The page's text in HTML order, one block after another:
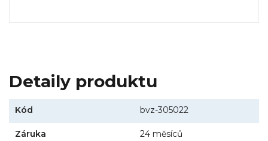
Detaily produktu
Kód bvz-305022
Záruka 24 měsíců